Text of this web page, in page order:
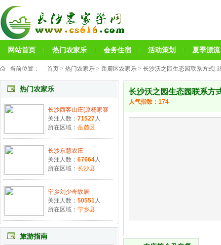
网站首页 热门农家乐 会务住宿 活动策划 夏季漂流
当前位置： 首页 > 热门农家乐 > 岳麓区农家乐 > 长沙沃之园生态园联系方式
热门农家乐
长沙西客山庄[原杨家寨
关注人数： 71527人
所在区域： 岳麓区
长沙东慧农庄
关注人数： 67664人
所在区域： 长沙县
宁乡刘少奇故居
关注人数： 50551人
所在区域： 宁乡县
旅游指南
长沙沃之园生态园联系方
人气指数： 174